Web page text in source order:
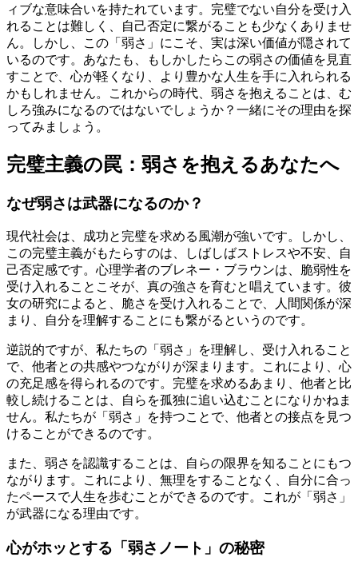
ィブな意味合いを持たれています。完璧でない自分を受け入
れることは難しく、自己否定に繋がることも少なくありませ
ん。しかし、この「弱さ」にこそ、実は深い価値が隠されて
いるのです。あなたも、もしかしたらこの弱さの価値を見直
すことで、心が軽くなり、より豊かな人生を手に入れられる
かもしれません。これからの時代、弱さを抱えることは、む
しろ強みになるのではないでしょうか？一緒にその理由を探
ってみましょう。
完璧主義の罠：弱さを抱えるあなたへ
なぜ弱さは武器になるのか？
現代社会は、成功と完璧を求める風潮が強いです。しかし、
この完璧主義がもたらすのは、しばしばストレスや不安、自
己否定感です。心理学者のブレネー・ブラウンは、脆弱性を
受け入れることこそが、真の強さを育むと唱えています。彼
女の研究によると、脆さを受け入れることで、人間関係が深
まり、自分を理解することにも繋がるというのです。
逆説的ですが、私たちの「弱さ」を理解し、受け入れること
で、他者との共感やつながりが深まります。これにより、心
の充足感を得られるのです。完璧を求めるあまり、他者と比
較し続けることは、自らを孤独に追い込むことになりかねま
せん。私たちが「弱さ」を持つことで、他者との接点を見つ
けることができるのです。
また、弱さを認識することは、自らの限界を知ることにもつ
ながります。これにより、無理をすることなく、自分に合っ
たペースで人生を歩むことができるのです。これが「弱さ」
が武器になる理由です。
心がホッとする「弱さノート」の秘密